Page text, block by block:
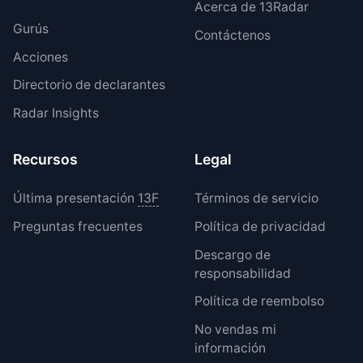
Gurús
Acciones
Directorio de declarantes
Radar Insights
Acerca de 13Radar
Contáctenos
Recursos
Última presentación 13F
Preguntas frecuentes
Legal
Términos de servicio
Política de privacidad
Descargo de
responsabilidad
Política de reembolso
No vendas mi
información